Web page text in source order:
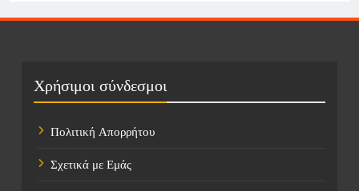
Πολιτική
Τοποθεσίες
Χρήσιμοι σύνδεσμοι
Πολιτική Απορρήτου
Σχετικά με Εμάς